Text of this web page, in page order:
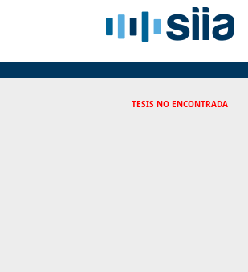
TESIS NO ENCONTRADA